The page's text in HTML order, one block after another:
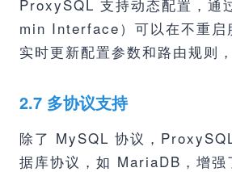
ProxySQL 支持动态配置，通
min Interface）可以在不重启
实时更新配置参数和路由规则
2.7 多协议支持
除了 MySQL 协议，
据库协议，如 MariaDB，增强